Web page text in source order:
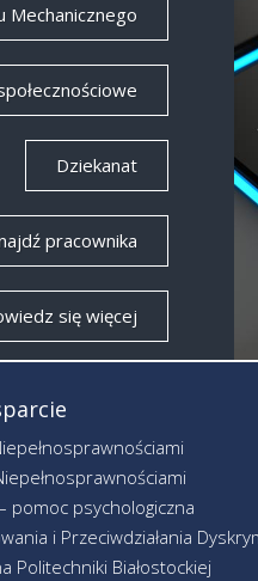
Mechanicznego
Dziekanat
pracownika
się więcej
pomoc psychologiczna
i Przeciwdziałania
Politechniki Białostockiej